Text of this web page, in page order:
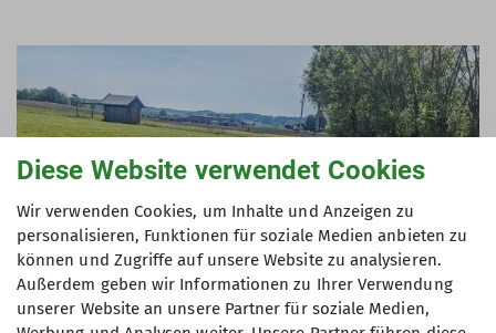
Diese Website verwendet Cookies
Wir verwenden Cookies, um Inhalte und Anzeigen zu
personalisieren, Funktionen für soziale Medien anbieten zu
können und Zugriffe auf unsere Website zu analysieren.
Außerdem geben wir Informationen zu Ihrer Verwendung
unserer Website an unsere Partner für soziale Medien,